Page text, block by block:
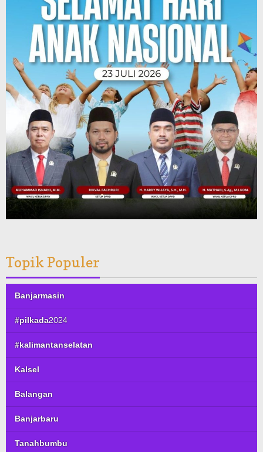
Topik Populer
Banjarmasin
#pilkada2024
#kalimantanselatan
Kalsel
Balangan
Banjarbaru
Tanahbumbu